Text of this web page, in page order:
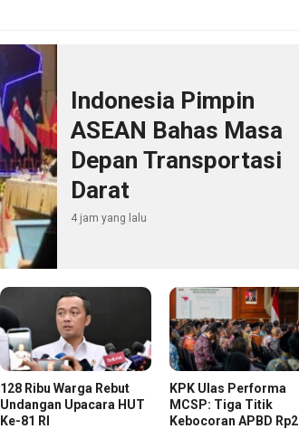
Indonesia Pimpin
ASEAN Bahas Masa
Depan Transportasi
Darat
4 jam yang lalu
128 Ribu Warga Rebut
Undangan Upacara HUT
Ke-81 RI
KPK Ulas Performa
MCSP: Tiga Titik
Kebocoran APBD Rp2